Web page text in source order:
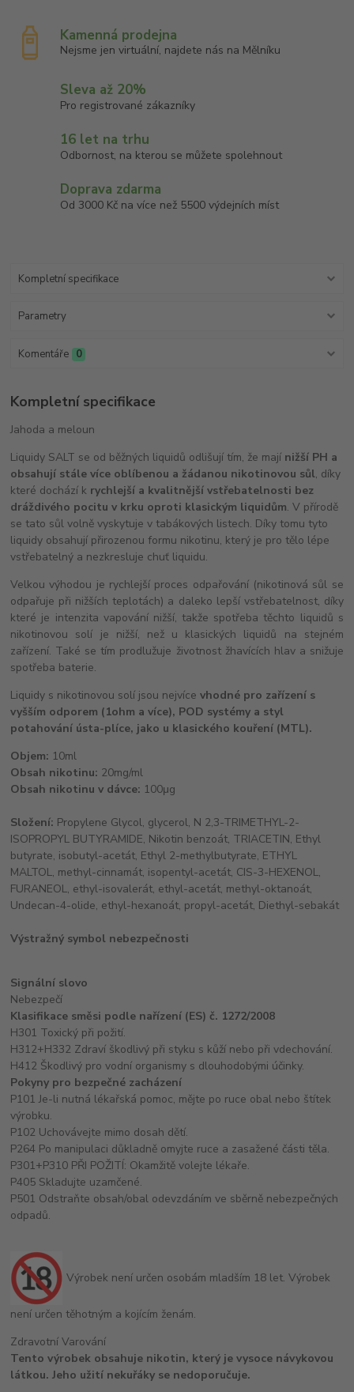
Kamenná prodejna
Nejsme jen virtuální, najdete nás na Mělníku
Sleva až 20%
Pro registrované zákazníky
16 let na trhu
Odbornost, na kterou se můžete spolehnout
Doprava zdarma
Od 3000 Kč na více než 5500 výdejních míst
Kompletní specifikace
Parametry
Komentáře 0
Kompletní specifikace
Jahoda a meloun
Liquidy SALT se od běžných liquidů odlišují tím, že mají nižší PH a
obsahují stále více oblíbenou a žádanou nikotinovou sůl, díky
které dochází k rychlejší a kvalitnější vstřebatelnosti bez
dráždivého pocitu v krku oproti klasickým liquidům. V přírodě
se tato sůl volně vyskytuje v tabákových listech. Díky tomu tyto
liquidy obsahují přirozenou formu nikotinu, který je pro tělo lépe
vstřebatelný a nezkresluje chuť liquidu.
Velkou výhodou je rychlejší proces odpařování (nikotinová sůl se
odpařuje při nižších teplotách) a daleko lepší vstřebatelnost, díky
které je intenzita vapování nižší, takže spotřeba těchto liquidů s
nikotinovou solí je nižší, než u klasických liquidů na stejném
zařízení. Také se tím prodlužuje životnost žhavících hlav a snižuje
spotřeba baterie.
Liquidy s nikotinovou solí jsou nejvícevhodné pro zařízení s
vyšším odporem (1ohm a více), POD systémy a styl
potahování ústa-plíce, jako u klasického kouření (MTL).
Objem: 10ml
Obsah nikotinu: 20mg/ml
Obsah nikotinu v dávce: 100μg
Složení: Propylene Glycol, glycerol, N 2,3-TRIMETHYL-2-
ISOPROPYL BUTYRAMIDE, Nikotin benzoát, TRIACETIN, Ethyl
butyrate, isobutyl-acetát, Ethyl 2-methylbutyrate, ETHYL
MALTOL, methyl-cinnamát, isopentyl-acetát, CIS-3-HEXENOL,
FURANEOL, ethyl-isovalerát, ethyl-acetát, methyl-oktanoát,
Undecan-4-olide, ethyl-hexanoát, propyl-acetát, Diethyl-sebakát
Výstražný symbol nebezpečnosti
Signální slovo
Nebezpečí
Klasifikace směsi podle nařízení (ES) č. 1272/2008
H301 Toxický při požití.
H312+H332 Zdraví škodlivý při styku s kůží nebo při vdechování.
H412 Škodlivý pro vodní organismy s dlouhodobými účinky.
Pokyny pro bezpečné zacházení
P101 Je-li nutná lékařská pomoc, mějte po ruce obal nebo štítek
výrobku.
P102 Uchovávejte mimo dosah dětí.
P264 Po manipulaci důkladně omyjte ruce a zasažené části těla.
P301+P310 PŘI POŽITÍ: Okamžitě volejte lékaře.
P405 Skladujte uzamčené.
P501 Odstraňte obsah/obal odevzdáním ve sběrně nebezpečných
odpadů.
Výrobek není určen osobám mladším 18 let. Výrobek
není určen těhotným a kojícím ženám.
Zdravotní Varování
Tento výrobek obsahuje nikotin, který je vysoce návykovou
látkou. Jeho užití nekuřáky se nedoporučuje.